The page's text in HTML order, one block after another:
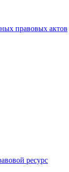
правовых актов
ресурс